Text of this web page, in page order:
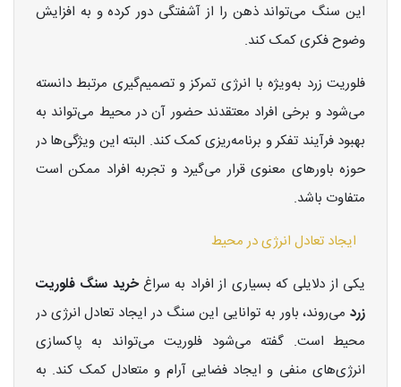
این سنگ می‌تواند ذهن را از آشفتگی دور کرده و به افزایش
وضوح فکری کمک کند.
فلوریت زرد به‌ویژه با انرژی تمرکز و تصمیم‌گیری مرتبط دانسته
می‌شود و برخی افراد معتقدند حضور آن در محیط می‌تواند به
بهبود فرآیند تفکر و برنامه‌ریزی کمک کند. البته این ویژگی‌ها در
حوزه باورهای معنوی قرار می‌گیرد و تجربه افراد ممکن است
متفاوت باشد.
ایجاد تعادل انرژی در محیط
یکی از دلایلی که بسیاری از افراد به سراغخرید سنگ فلوریت
زرد می‌روند، باور به توانایی این سنگ در ایجاد تعادل انرژی در
محیط است. گفته می‌شود فلوریت می‌تواند به پاکسازی
انرژی‌های منفی و ایجاد فضایی آرام و متعادل کمک کند. به